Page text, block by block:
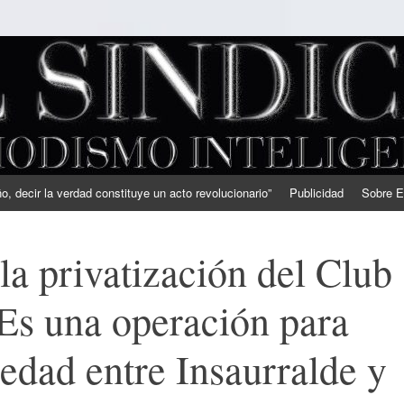
decir la verdad constituye un acto revolucionario” Publicidad Sobre
privatización del Club
una operación para
entre Insaurralde y